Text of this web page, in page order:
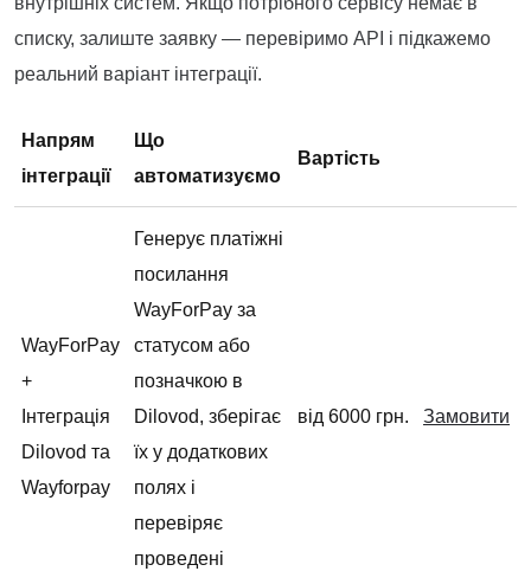
списку, залиште заявку — перевіримо API і підкажемо
реальний варіант інтеграції.
Напрям
інтеграції
Що
автоматизуємо
Вартість
WayForPay
+
Інтеграція
Dilovod та
Wayforpay
Генерує платіжні
посилання
WayForPay за
статусом або
позначкою в
Dilovod, зберігає
їх у додаткових
полях і
перевіряє
проведені
від 6000 грн. Замовити